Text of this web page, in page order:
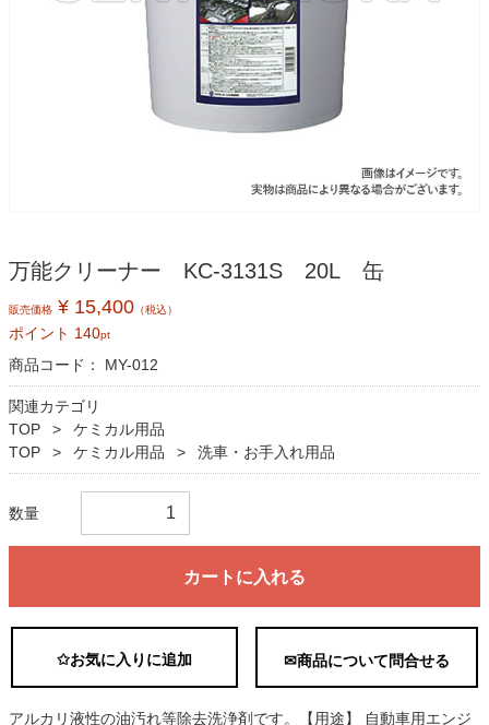
万能クリーナー KC-3131S 20L 缶
販売価格 ¥ 15,400 （税込）
ポイント 140pt
商品コード： MY-012
関連カテゴリ
TOP
ケミカル用品
TOP
ケミカル用品 洗車・お手入れ用品
数量
カートに入れる
✩お気に入りに追加 ✉商品について問合せる
アルカリ液性の油汚れ等除去洗浄剤です。【用途】 自動車用エンジ